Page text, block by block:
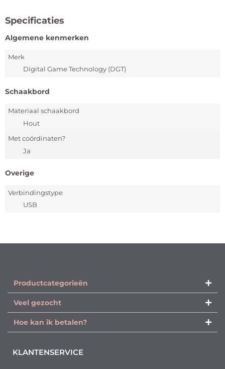
Specificaties
Algemene kenmerken
Merk
Digital Game Technology (DGT)
Schaakbord
Materiaal schaakbord
Hout
Met coördinaten?
Ja
Overige
Verbindingstype
USB
Productcategorieën​
Veel gezocht
Hoe kan ik betalen?
KLANTENSERVICE